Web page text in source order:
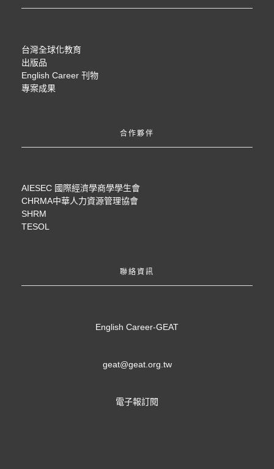
台灣全球化教育
出版品
English Career 刊物
專案成果
合作夥伴
AIESEC 國際經濟學商學學生會
CHRMA中華人力資源管理協會
SHRM
TESOL
聯絡資訊
English Career-GEAT
geat@geat.org.tw
電子報訂閱